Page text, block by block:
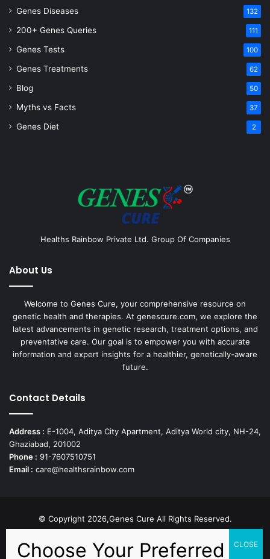
Genes Diseases 132
200+ Genes Queries 111
Genes Tests 100
Genes Treatments 62
Blog 50
Myths vs Facts 37
Genes Diet 2
Healths Rainbow Private Ltd. Group Of Companies
About Us
Welcome to Genes Cure, your comprehensive resource on
genetic health and therapies. At genescure.com, we explore the
latest advancements in genetic research, treatment options, and
preventative care. Our goal is to empower you with accurate
information and expert insights for a healthier, genetically-aware
future.
Contact Details
Address : E-1004, Aditya City Apartment, Aditya World city, NH-24,
Ghaziabad, 201002
Phone : 91-7607510751
Email : care@healthsrainbow.com
© Copyright 2026,Genes Cure All Rights Reserved.